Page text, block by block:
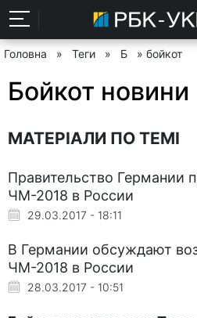
Головна » Теги » Б » бойкот
Бойкот новини
МАТЕРІАЛИ ПО ТЕМІ
Правительство Германии
ЧМ-2018 в России
29.03.2017 - 18:11
В Германии обсуждают
ЧМ-2018 в России
28.03.2017 - 10:51